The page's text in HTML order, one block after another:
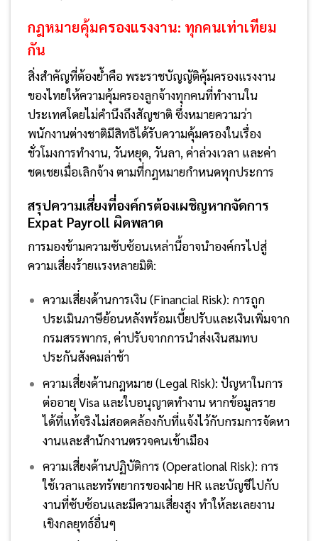
กฎหมายคุ้มครองแรงงาน: ทุกคนเท่าเทียม
กัน
สิ่งสำคัญที่ต้องย้ำคือ พระราชบัญญัติคุ้มครองแรงงาน
ของไทยให้ความคุ้มครองลูกจ้างทุกคนที่ทำงานใน
ประเทศโดยไม่คำนึงถึงสัญชาติ ซึ่งหมายความว่า
พนักงานต่างชาติมีสิทธิได้รับความคุ้มครองในเรื่อง
ชั่วโมงการทำงาน, วันหยุด, วันลา, ค่าล่วงเวลา และค่า
ชดเชยเมื่อเลิกจ้าง ตามที่กฎหมายกำหนดทุกประการ
สรุปความเสี่ยงที่องค์กรต้องเผชิญหากจัดการ
Expat Payroll ผิดพลาด
การมองข้ามความซับซ้อนเหล่านี้อาจนำองค์กรไปสู่
ความเสี่ยงร้ายแรงหลายมิติ:
ความเสี่ยงด้านการเงิน (Financial Risk): การถูก
ประเมินภาษีย้อนหลังพร้อมเบี้ยปรับและเงินเพิ่มจาก
กรมสรรพากร, ค่าปรับจากการนำส่งเงินสมทบ
ประกันสังคมล่าช้า
ความเสี่ยงด้านกฎหมาย (Legal Risk): ปัญหาในการ
ต่ออายุ Visa และใบอนุญาตทำงาน หากข้อมูลราย
ได้ที่แท้จริงไม่สอดคล้องกับที่แจ้งไว้กับกรมการจัดหา
งานและสำนักงานตรวจคนเข้าเมือง
ความเสี่ยงด้านปฏิบัติการ (Operational Risk): การ
ใช้เวลาและทรัพยากรของฝ่าย HR และบัญชีไปกับ
งานที่ซับซ้อนและมีความเสี่ยงสูง ทำให้ละเลยงาน
เชิงกลยุทธ์อื่นๆ